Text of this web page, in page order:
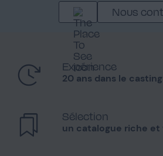
Nous
Expérience
20 ans dans le
Sélection
un catalogue riche et